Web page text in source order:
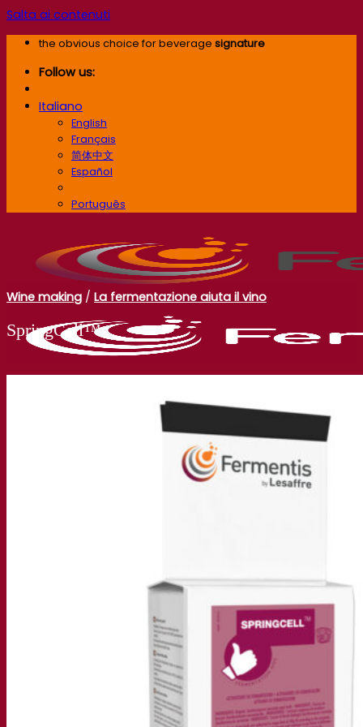
Salta ai contenuti
the obvious choice for beverage signature
Follow us:
Italiano
English
Français
简体中文
Español
Português
Esperto di fermentazione
Il Campus Fermentis
Sviluppo del prodotto
Fermentis Academy™
Produzione in conto terzi
Degustazioni di bevande
Soluzioni per la fermentazione
Wine making / La fermentazione aiuta il vino
SpringCell™